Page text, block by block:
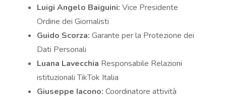
Luigi Angelo Baiguini: Vice Presidente
Ordine dei Giornalisti
Guido Scorza: Garante per la Protezione dei
Dati Personali
Luana Lavecchia Responsabile Relazioni
istituzionali TikTok Italia
Giuseppe Iacono: Coordinatore attività